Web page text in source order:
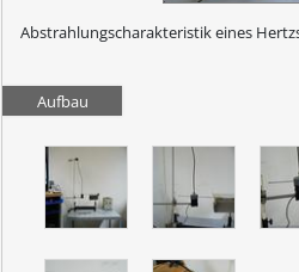
Abstrahlungscharakteristik eines
Aufbau